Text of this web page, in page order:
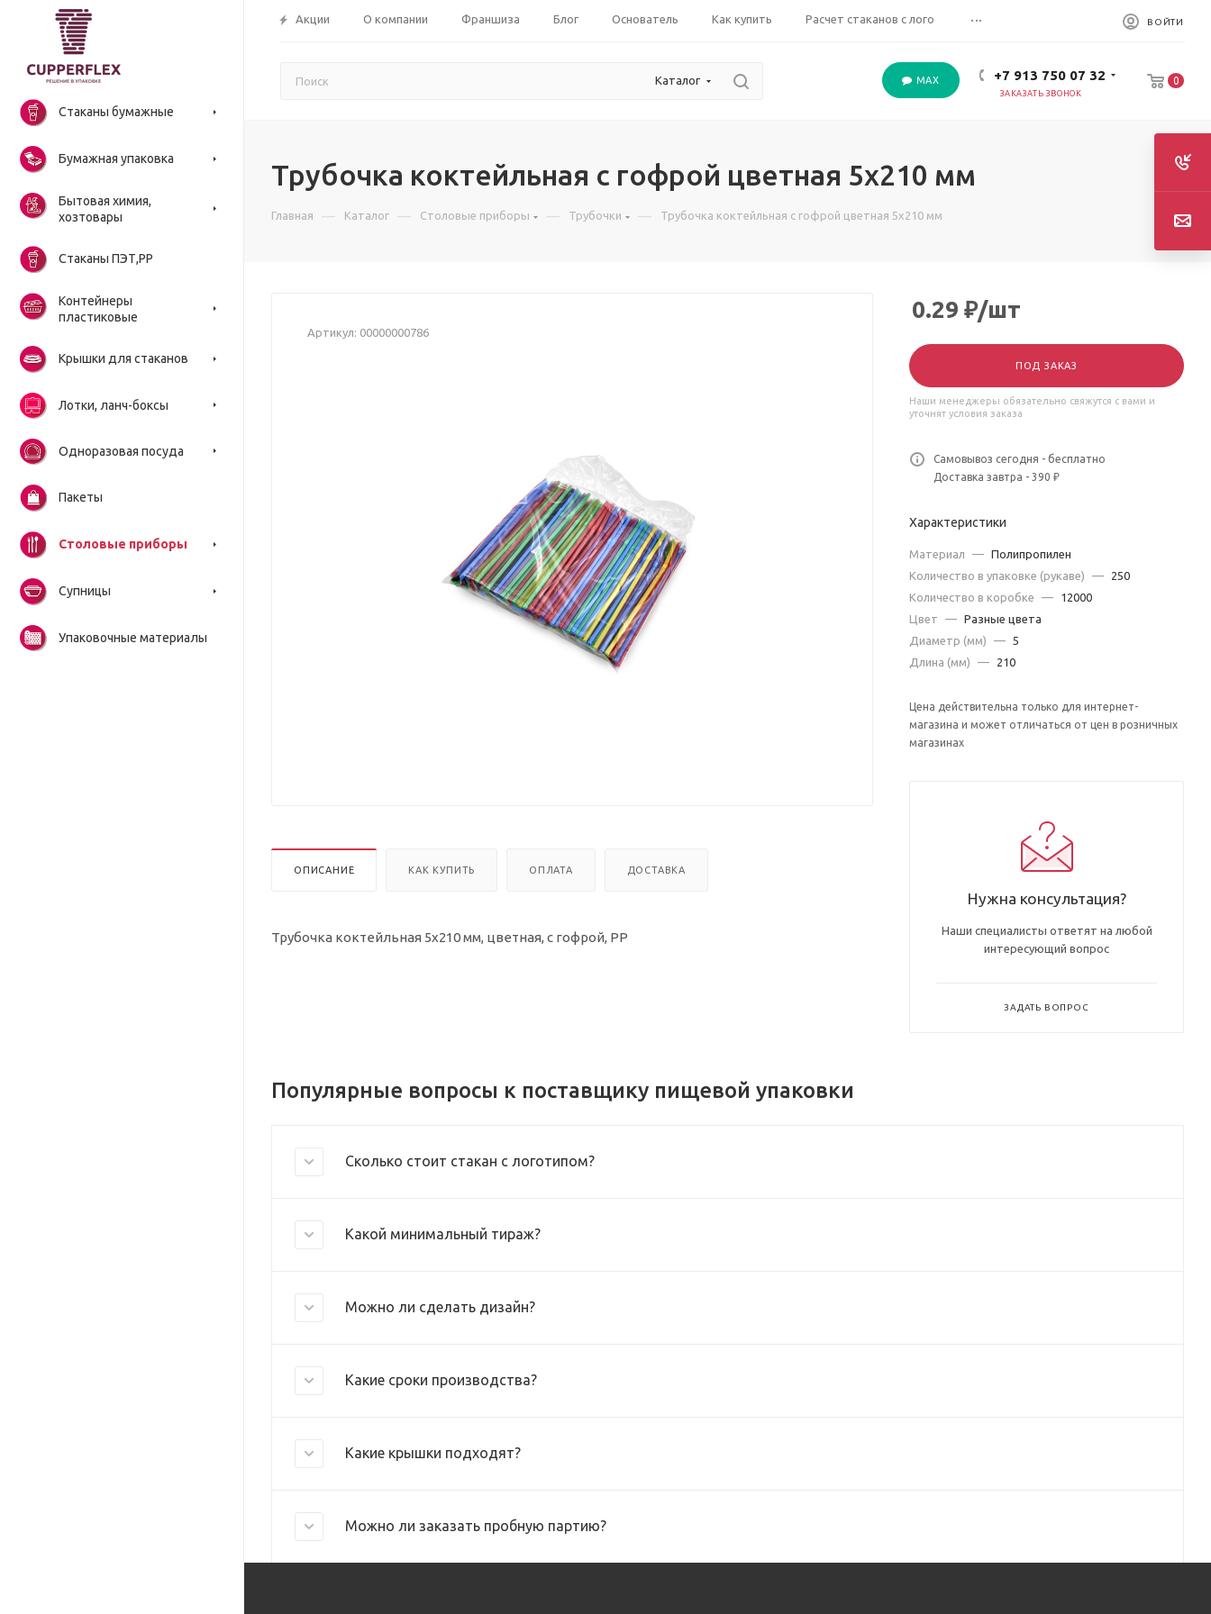
Акции О компании Франшиза Блог Основатель Как купить Расчет стаканов с лого ... ВОЙТИ
Каталог MAX +7 913 750 07 32
ЗАКАЗАТЬ ЗВОНОК
0
Стаканы бумажные
Бумажная упаковка
Бытовая химия,
хозтовары
Стаканы ПЭТ,РР
Контейнеры
пластиковые
Крышки для стаканов
Лотки, ланч-боксы
Одноразовая посуда
Пакеты
Столовые приборы
Супницы
Упаковочные материалы
Трубочка коктейльная с гофрой цветная 5х210 мм
Главная — Каталог — Столовые приборы — Трубочки — Трубочка коктейльная с гофрой цветная 5х210 мм
Артикул: 00000000786
ОПИСАНИЕ КАК КУПИТЬ ОПЛАТА ДОСТАВКА
Трубочка коктейльная 5х210 мм, цветная, с гофрой, РР
0.29 ₽/шт
ПОД ЗАКАЗ
Наши менеджеры обязательно свяжутся с вами и
уточнят условия заказа
Самовывоз сегодня - бесплатно
Доставка завтра - 390 ₽
Характеристики
Материал — Полипропилен
Количество в упаковке (рукаве)
—
250
Количество в коробке
—
12000
Цвет
— Разные цвета
Диаметр (мм)
— 5
Длина (мм)
— 210
Цена действительна только для интернет-
магазина и может отличаться от цен в розничных
магазинах
Нужна консультация?
Наши специалисты ответят на любой
интересующий вопрос
ЗАДАТЬ ВОПРОС
Популярные вопросы к поставщику пищевой упаковки
Сколько стоит стакан с логотипом?
Какой минимальный тираж?
Можно ли сделать дизайн?
Какие сроки производства?
Какие крышки подходят?
Можно ли заказать пробную партию?